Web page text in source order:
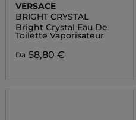
VERSACE
BRIGHT CRYSTAL
Bright Crystal Eau De
Toilette Vaporisateur
Da 58,80 €